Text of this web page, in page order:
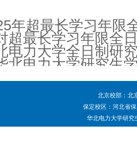
年超最长学习年限
超最长学习年限全
电力大学全日制研
北电力大学研究生
北京校部：北
保定校区：河北省
华北电力大学研究